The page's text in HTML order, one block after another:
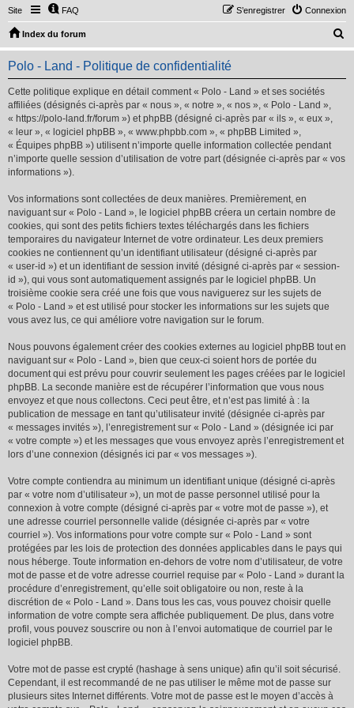
Site FAQ Connexion
S’enregistrer
Index du forum
e
Polo - Land - Politique de confidentialité
Cette politique explique en détail comment « Polo - Land » et ses sociétés
affiliées (désignés ci-après par « nous », « notre », « nos », « Polo - Land »,
« https://polo-land.fr/forum ») et phpBB (désigné ci-après par « ils », « eux »,
« leur », « logiciel phpBB », « www.phpbb.com », « phpBB Limited »,
« Équipes phpBB ») utilisent n’importe quelle information collectée pendant
n’importe quelle session d’utilisation de votre part (désignée ci-après par « vos
informations »).
Vos informations sont collectées de deux manières. Premièrement, en
naviguant sur « Polo - Land », le logiciel phpBB créera un certain nombre de
cookies, qui sont des petits fichiers textes téléchargés dans les fichiers
temporaires du navigateur Internet de votre ordinateur. Les deux premiers
cookies ne contiennent qu’un identifiant utilisateur (désigné ci-après par
« user-id ») et un identifiant de session invité (désigné ci-après par « session-
id »), qui vous sont automatiquement assignés par le logiciel phpBB. Un
troisième cookie sera créé une fois que vous naviguerez sur les sujets de
« Polo - Land » et est utilisé pour stocker les informations sur les sujets que
vous avez lus, ce qui améliore votre navigation sur le forum.
Nous pouvons également créer des cookies externes au logiciel phpBB tout en
naviguant sur « Polo - Land », bien que ceux-ci soient hors de portée du
document qui est prévu pour couvrir seulement les pages créées par le logiciel
phpBB. La seconde manière est de récupérer l’information que vous nous
envoyez et que nous collectons. Ceci peut être, et n’est pas limité à : la
publication de message en tant qu’utilisateur invité (désignée ci-après par
« messages invités »), l’enregistrement sur « Polo - Land » (désignée ici par
« votre compte ») et les messages que vous envoyez après l’enregistrement et
lors d’une connexion (désignés ici par « vos messages »).
Votre compte contiendra au minimum un identifiant unique (désigné ci-après
par « votre nom d’utilisateur »), un mot de passe personnel utilisé pour la
connexion à votre compte (désigné ci-après par « votre mot de passe »), et
une adresse courriel personnelle valide (désignée ci-après par « votre
courriel »). Vos informations pour votre compte sur « Polo - Land » sont
protégées par les lois de protection des données applicables dans le pays qui
nous héberge. Toute information en-dehors de votre nom d’utilisateur, de votre
mot de passe et de votre adresse courriel requise par « Polo - Land » durant la
procédure d’enregistrement, qu’elle soit obligatoire ou non, reste à la
discrétion de « Polo - Land ». Dans tous les cas, vous pouvez choisir quelle
information de votre compte sera affichée publiquement. De plus, dans votre
profil, vous pouvez souscrire ou non à l’envoi automatique de courriel par le
logiciel phpBB.
Votre mot de passe est crypté (hashage à sens unique) afin qu’il soit sécurisé.
Cependant, il est recommandé de ne pas utiliser le même mot de passe sur
plusieurs sites Internet différents. Votre mot de passe est le moyen d’accès à